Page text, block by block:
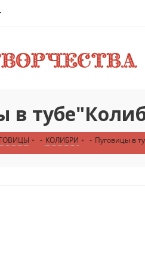
в
- КОЛИБРИ - Пуговицы в